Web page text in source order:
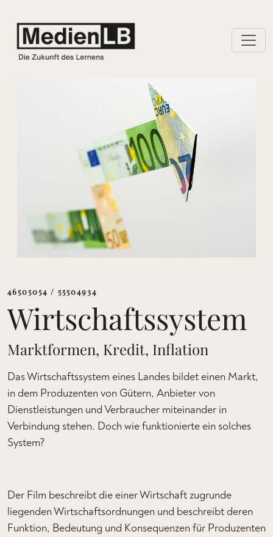
46505054 / 55504934
Wirtschaftssystem
Marktformen, Kredit, Inflation
Das Wirtschaftssystem eines Landes bildet einen Markt,
in dem Produzenten von Gütern, Anbieter von
Dienstleistungen und Verbraucher miteinander in
Verbindung stehen. Doch wie funktionierte ein solches
System?
Der Film beschreibt die einer Wirtschaft zugrunde
liegenden Wirtschaftsordnungen und beschreibt deren
Funktion, Bedeutung und Konsequenzen für Produzenten